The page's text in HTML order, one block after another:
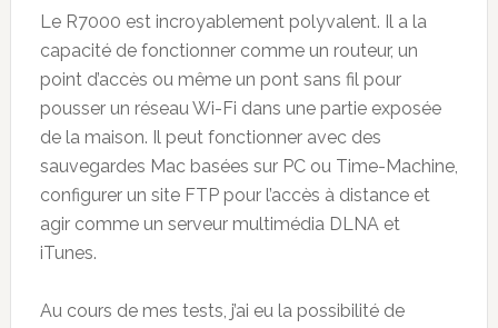
Le R7000 est incroyablement polyvalent. Il a la
capacité de fonctionner comme un routeur, un
point d’accès ou même un pont sans fil pour
pousser un réseau Wi-Fi dans une partie exposée
de la maison. Il peut fonctionner avec des
sauvegardes Mac basées sur PC ou Time-Machine,
configurer un site FTP pour l’accès à distance et
agir comme un serveur multimédia DLNA et
iTunes.
Au cours de mes tests, j’ai eu la possibilité de